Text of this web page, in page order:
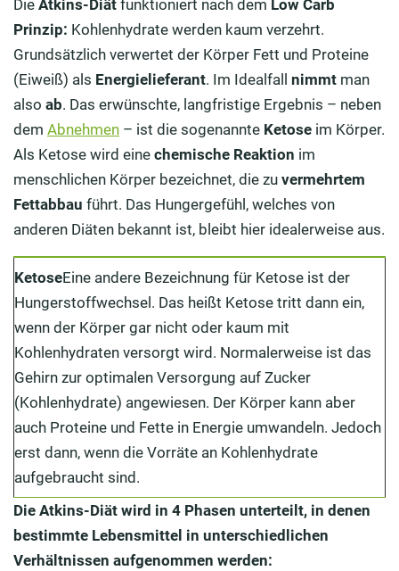
Die Atkins-Diät funktioniert nach dem Low Carb
Prinzip: Kohlenhydrate werden kaum verzehrt.
Grundsätzlich verwertet der Körper Fett und Proteine
(Eiweiß) als Energielieferant. Im Idealfall nimmt man
also ab. Das erwünschte, langfristige Ergebnis – neben
dem Abnehmen – ist die sogenannte Ketose im Körper.
Als Ketose wird eine chemische Reaktion im
menschlichen Körper bezeichnet, die zu vermehrtem
Fettabbau führt. Das Hungergefühl, welches von
anderen Diäten bekannt ist, bleibt hier idealerweise aus.
KetoseEine andere Bezeichnung für Ketose ist der
Hungerstoffwechsel. Das heißt Ketose tritt dann ein,
wenn der Körper gar nicht oder kaum mit
Kohlenhydraten versorgt wird. Normalerweise ist das
Gehirn zur optimalen Versorgung auf Zucker
(Kohlenhydrate) angewiesen. Der Körper kann aber
auch Proteine und Fette in Energie umwandeln. Jedoch
erst dann, wenn die Vorräte an Kohlenhydrate
aufgebraucht sind.
Die Atkins-Diät wird in 4 Phasen unterteilt, in denen
bestimmte Lebensmittel in unterschiedlichen
Verhältnissen aufgenommen werden: